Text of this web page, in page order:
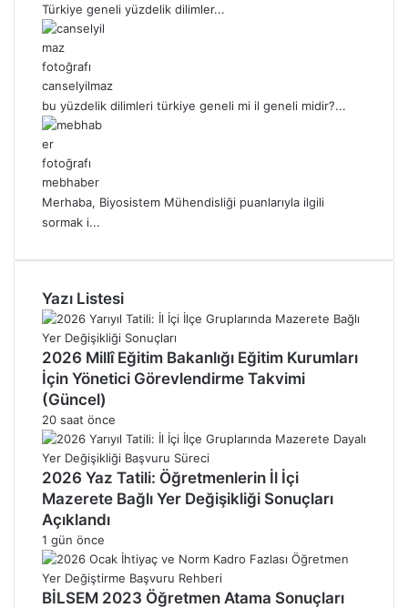
Türkiye geneli yüzdelik dilimler...
canselyilmaz
bu yüzdelik dilimleri türkiye geneli mi il geneli midir?...
mebhaber
Merhaba, Biyosistem Mühendisliği puanlarıyla ilgili
sormak i...
Yazı Listesi
2026 Millî Eğitim Bakanlığı Eğitim Kurumları
İçin Yönetici Görevlendirme Takvimi
(Güncel)
20 saat önce
2026 Yaz Tatili: Öğretmenlerin İl İçi
Mazerete Bağlı Yer Değişikliği Sonuçları
Açıklandı
1 gün önce
BİLSEM 2023 Öğretmen Atama Sonuçları